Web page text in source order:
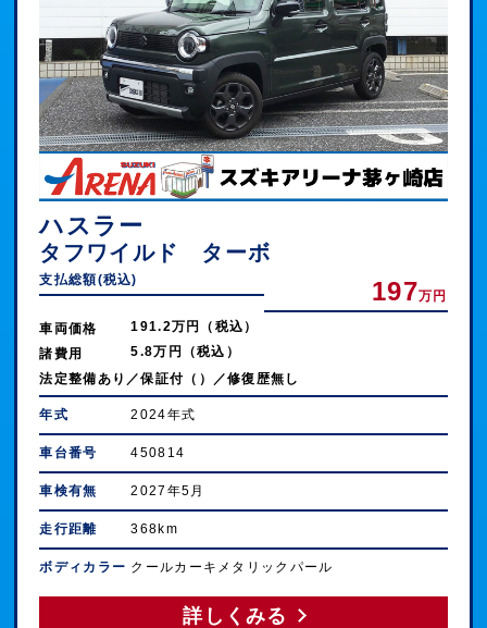
ハスラー
タフワイルド ターボ
支払総額(税込) 197万円
車両価格
191.2万円（税込）
諸費用
5.8万円（税込）
法定整備あり／保証付（）／修復歴無し
年式 2024年式
車台番号 450814
車検有無 2027年5月
走行距離 368km
ボディカラー クールカーキメタリックパール
詳しくみる